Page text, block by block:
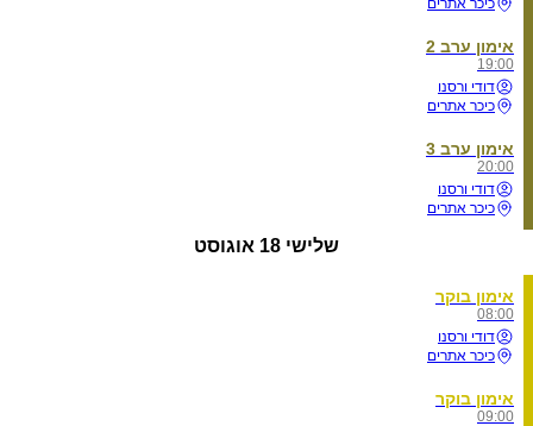
כיכר אתרים
אימון ערב 2
19:00
דודי ורסנו
כיכר אתרים
אימון ערב 3
20:00
דודי ורסנו
כיכר אתרים
שלישי 18 אוגוסט
אימון בוקר
08:00
דודי ורסנו
כיכר אתרים
אימון בוקר
09:00